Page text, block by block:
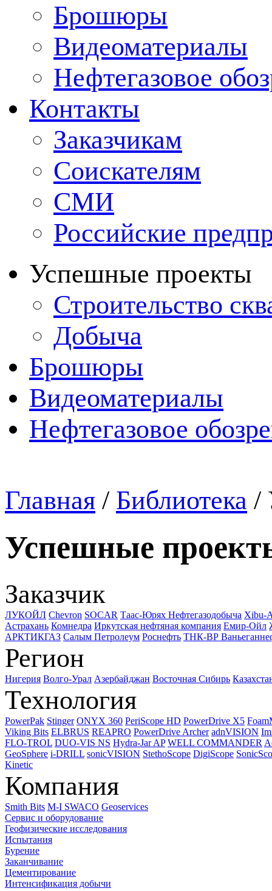
Брошюры
Видеоматериалы
Нефтегазовое
Контакты
Заказчикам
Соискателям
СМИ
Российские
Успешные проекты
Строительство
Добыча
Брошюры
Видеоматериалы
Нефтегазовое
Главная / Библиотека /
Успешные
Заказчик
ЛУКОЙЛ Chevron SOCAR Таас-Юрях Нефтегазодобыча Xibu-
Астрахань Комнедра Иркутская нефтяная компания Емир-Ойл
АРКТИКГАЗ Салым Петролеум Роснефть ТНК-ВР
Регион
Нигерия Волго-Урал Азербайджан Восточная Сибирь
Технология
PowerPak Stinger ONYX 360 PeriScope HD PowerDrive X5
Viking Bits ELBRUS REAPRO PowerDrive Archer adnVISION
FLO-TROL DUO-VIS NS Hydra-Jar AP WELL COMMANDER
GeoSphere i-DRILL sonicVISION StethoScope DigiScope
Kinetic
Компания
Smith Bits M-I SWACO Geoservices
Сервис и оборудование
Геофизические исследования
Испытания
Бурение
Заканчивание
Цементирование
Интенсификация добычи